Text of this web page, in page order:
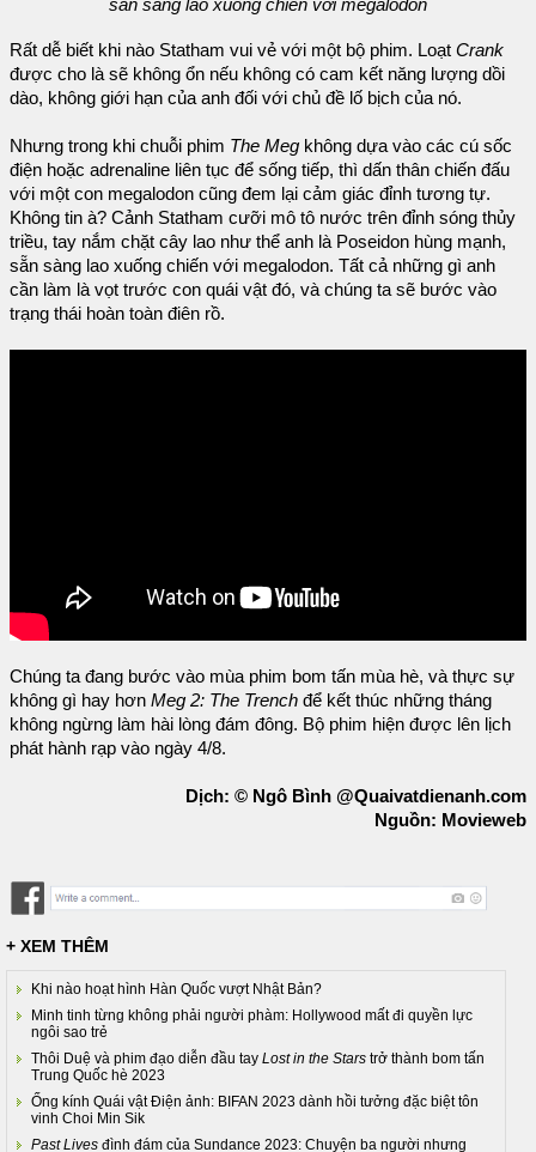
sẵn sàng lao xuống chiến với megalodon
Rất dễ biết khi nào Statham vui vẻ với một bộ phim. Loạt Crank
được cho là sẽ không ổn nếu không có cam kết năng lượng dồi
dào, không giới hạn của anh đối với chủ đề lố bịch của nó.
Nhưng trong khi chuỗi phim The Meg không dựa vào các cú sốc
điện hoặc adrenaline liên tục để sống tiếp, thì dấn thân chiến đấu
với một con megalodon cũng đem lại cảm giác đỉnh tương tự.
Không tin à? Cảnh Statham cưỡi mô tô nước trên đỉnh sóng thủy
triều, tay nắm chặt cây lao như thể anh là Poseidon hùng mạnh,
sẵn sàng lao xuống chiến với megalodon. Tất cả những gì anh
cần làm là vọt trước con quái vật đó, và chúng ta sẽ bước vào
trạng thái hoàn toàn điên rồ.
Chúng ta đang bước vào mùa phim bom tấn mùa hè, và thực sự
không gì hay hơn Meg 2: The Trench để kết thúc những tháng
không ngừng làm hài lòng đám đông. Bộ phim hiện được lên lịch
phát hành rạp vào ngày 4/8.
Dịch: © Ngô Bình @Quaivatdienanh.com
Nguồn: Movieweb
+ XEM THÊM
Khi nào hoạt hình Hàn Quốc vượt Nhật Bản?
Minh tinh từng không phải người phàm: Hollywood mất đi quyền lực
ngôi sao trẻ
Thôi Duệ và phim đạo diễn đầu tay Lost in the Stars trở thành bom tấn
Trung Quốc hè 2023
Ống kính Quái vật Điện ảnh: BIFAN 2023 dành hồi tưởng đặc biệt tôn
vinh Choi Min Sik
Past Lives đình đám của Sundance 2023: Chuyện ba người nhưng